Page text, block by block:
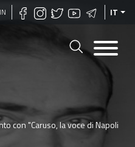
Salta
contenuto
IT
con "Caruso, la voce di Napoli